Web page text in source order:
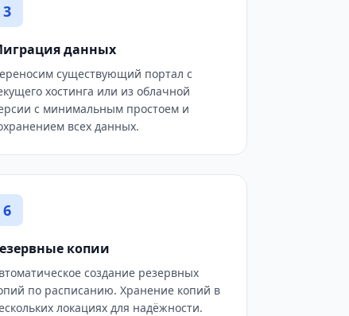
3
данных
существующий портал с
хостинга или из облачной
с минимальным простоем и
всех данных.
6
копии
создание резервных
по расписанию. Хранение копий в
локациях для надёжности.